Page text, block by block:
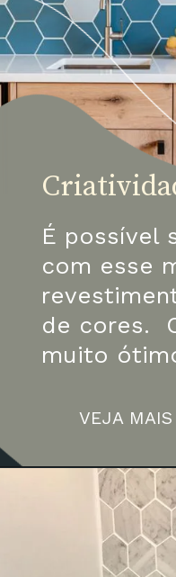
É possível
com esse
de cores.
muito
VEJA MAIS